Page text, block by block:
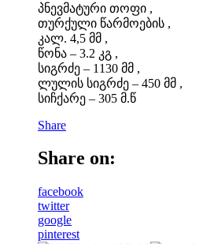
პნევმატური თოფი ,
თურქული წარმოების ,
კალ. 4,5 მმ ,
წონა – 3.2 კგ ,
სიგრძე – 1130 მმ ,
ლულის სიგრძე – 450 მმ ,
სიჩქარე – 305 მ.წ
Share
Share on:
facebook
twitter
google
pinterest